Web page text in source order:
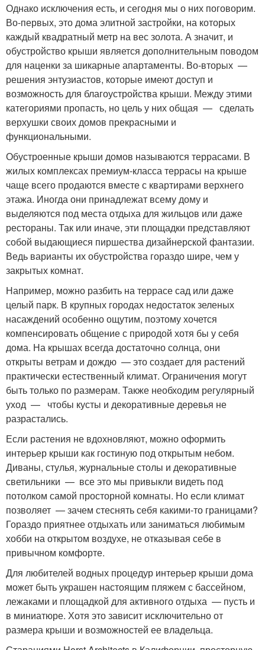
Однако исключения есть, и сегодня мы о них поговорим.
Во-первых, это дома элитной застройки, на которых
каждый квадратный метр на вес золота. А значит, и
обустройство крыши является дополнительным поводом
для наценки за шикарные апартаменты. Во-вторых —
решения энтузиастов, которые имеют доступ и
возможность для благоустройства крыши. Между этими
категориями пропасть, но цель у них общая — сделать
верхушки своих домов прекрасными и
функциональными.
Обустроенные крыши домов называются террасами. В
жилых комплексах премиум-класса террасы на крыше
чаще всего продаются вместе с квартирами верхнего
этажа. Иногда они принадлежат всему дому и
выделяются под места отдыха для жильцов или даже
рестораны. Так или иначе, эти площадки представляют
собой выдающиеся пиршества дизайнерской фантазии.
Ведь варианты их обустройства гораздо шире, чем у
закрытых комнат.
Например, можно разбить на террасе сад или даже
целый парк. В крупных городах недостаток зеленых
насаждений особенно ощутим, поэтому хочется
компенсировать общение с природой хотя бы у себя
дома. На крышах всегда достаточно солнца, они
открыты ветрам и дождю — это создает для растений
практически естественный климат. Ограничения могут
быть только по размерам. Также необходим регулярный
уход — чтобы кусты и декоративные деревья не
разрастались.
Если растения не вдохновляют, можно оформить
интерьер крыши как гостиную под открытым небом.
Диваны, стулья, журнальные столы и декоративные
светильники — все это мы привыкли видеть под
потолком самой просторной комнаты. Но если климат
позволяет — зачем стеснять себя какими-то границами?
Гораздо приятнее отдыхать или заниматься любимым
хобби на открытом воздухе, не отказывая себе в
привычном комфорте.
Для любителей водных процедур интерьер крыши дома
может быть украшен настоящим пляжем с бассейном,
лежаками и площадкой для активного отдыха — пусть и
в миниатюре. Хотя это зависит исключительно от
размера крыши и возможностей ее владельца.